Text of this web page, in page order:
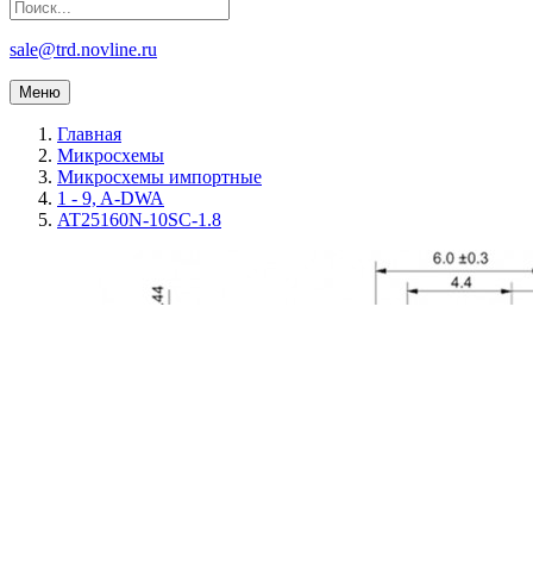
sale@trd.novline.ru
Меню
Главная
Микросхемы
Микросхемы импортные
1 - 9, A-DWA
AT25160N-10SC-1.8